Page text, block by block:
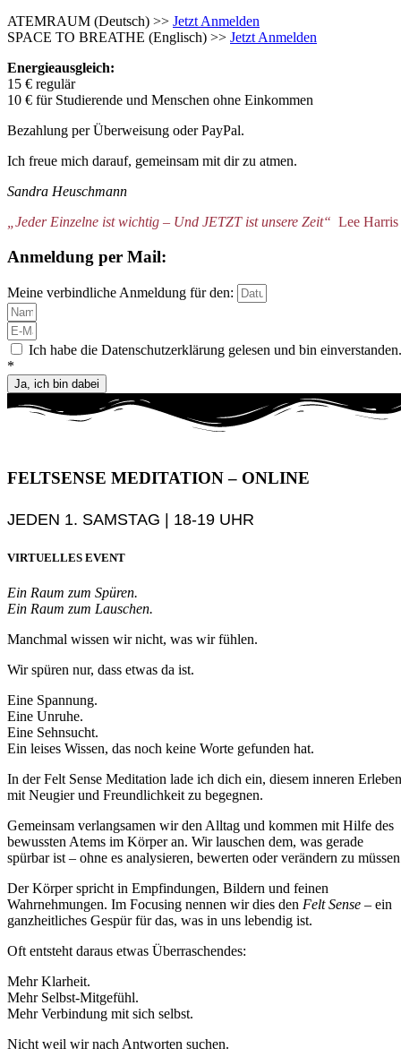
ATEMRAUM (Deutsch) >> Jetzt Anmelden
SPACE TO BREATHE (Englisch) >> Jetzt Anmelden
Energieausgleich:
15 € regulär
10 € für Studierende und Menschen ohne Einkommen
Bezahlung per Überweisung oder PayPal.
Ich freue mich darauf, gemeinsam mit dir zu atmen.
Sandra Heuschmann
„Jeder Einzelne ist wichtig – Und JETZT ist unsere Zeit“ Lee Harris
Anmeldung per Mail:
Meine verbindliche Anmeldung für den:
Ich habe die Datenschutzerklärung gelesen und bin einverstanden.
*
Ja, ich bin dabei
FELTSENSE MEDITATION – ONLINE
JEDEN 1. SAMSTAG | 18-19 UHR
VIRTUELLES EVENT
Ein Raum zum Spüren.
Ein Raum zum Lauschen.
Manchmal wissen wir nicht, was wir fühlen.
Wir spüren nur, dass etwas da ist.
Eine Spannung.
Eine Unruhe.
Eine Sehnsucht.
Ein leises Wissen, das noch keine Worte gefunden hat.
In der Felt Sense Meditation lade ich dich ein, diesem inneren Erleben
mit Neugier und Freundlichkeit zu begegnen.
Gemeinsam verlangsamen wir den Alltag und kommen mit Hilfe des
bewussten Atems im Körper an. Wir lauschen dem, was gerade
spürbar ist – ohne es analysieren, bewerten oder verändern zu
Der Körper spricht in Empfindungen, Bildern und feinen
Wahrnehmungen. Im Focusing nennen wir dies den Felt Sense – ein
ganzheitliches Gespür für das, was in uns lebendig ist.
Oft entsteht daraus etwas Überraschendes:
Mehr Klarheit.
Mehr Selbst-Mitgefühl.
Mehr Verbindung mit sich selbst.
Nicht weil wir nach Antworten suchen.